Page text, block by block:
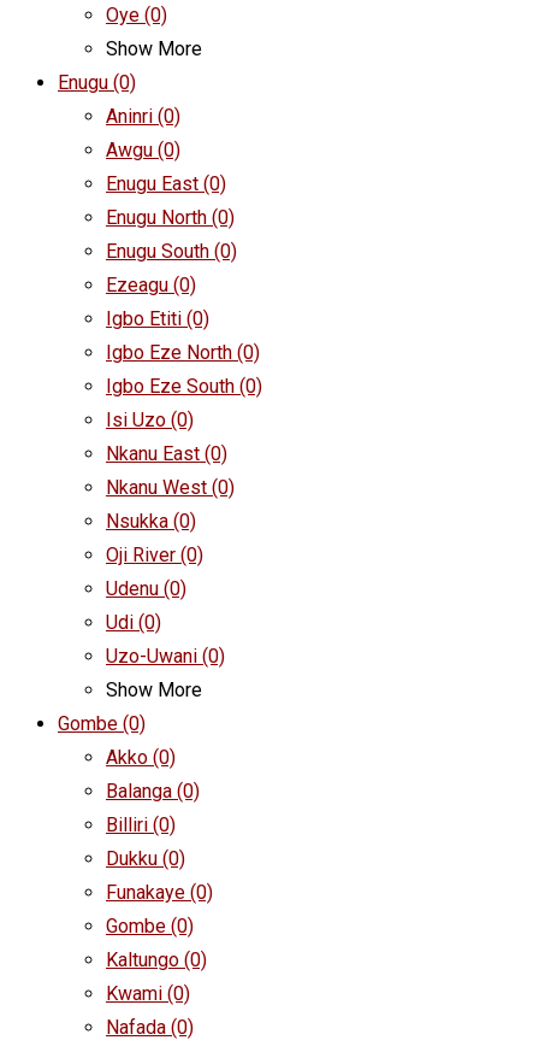
Oye (0)
Show More
Enugu (0)
Aninri (0)
Awgu (0)
Enugu East (0)
Enugu North (0)
Enugu South (0)
Ezeagu (0)
Igbo Etiti (0)
Igbo Eze North (0)
Igbo Eze South (0)
Isi Uzo (0)
Nkanu East (0)
Nkanu West (0)
Nsukka (0)
Oji River (0)
Udenu (0)
Udi (0)
Uzo-Uwani (0)
Show More
Gombe (0)
Akko (0)
Balanga (0)
Billiri (0)
Dukku (0)
Funakaye (0)
Gombe (0)
Kaltungo (0)
Kwami (0)
Nafada (0)